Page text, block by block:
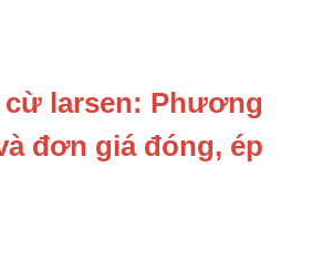
cừ larsen: Phương
đơn giá đóng, ép